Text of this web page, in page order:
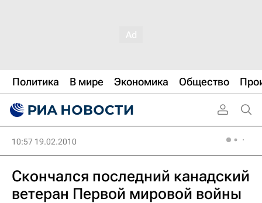
Политика В мире Экономика Общество
10:57 19.02.2010
Скончался последний канадский
ветеран Первой мировой войны